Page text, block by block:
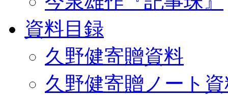
資料目録
久野健寄贈資料
久野健寄贈ノート